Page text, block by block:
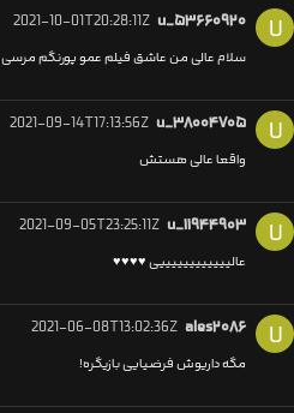
U u_۵۳۶۶۰۹۲۰ 2021-10-01T20:28:11Z
سلام عالی من عاشق فیلم عمو پورنگم
U u_۳۸۰۰۴۷۰۵ 2021-09-14T17:13:56Z
واقعا عالی هستش
U u_۱۱۹۴۴۹۰۳ 2021-09-05T23:25:11Z
عالییییییییییییی ♥️♥️♥️♥️
U ales۲۰۸۶ 2021-06-08T13:02:36Z
مگه داریوش فرضیایی بازیگره!